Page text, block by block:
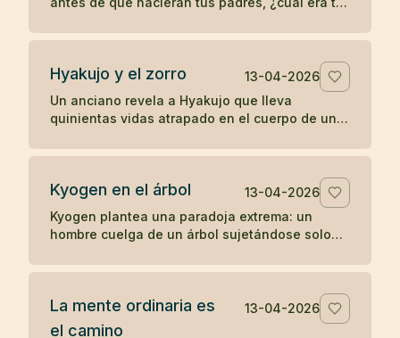
percepción directa.
Hyakujo y el zorro
13-04-2026
Un anciano revela a Hyakujo que lleva
quinientas vidas atrapado en el cuerpo de un
causa y efecto. Un koan clásico sobre karma y
Kyogen en el árbol
13-04-2026
Kyogen plantea una paradoja extrema: un
hombre cuelga de un árbol sujetándose solo
sentido del zen. Un koan sobre respuesta y
La mente ordinaria es
el camino
13-04-2026